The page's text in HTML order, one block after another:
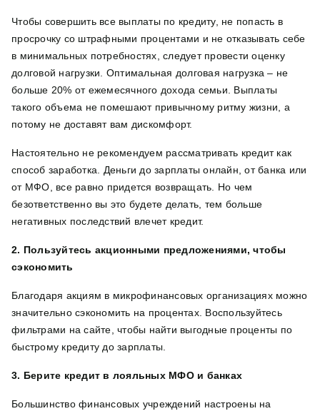
Чтобы совершить все выплаты по кредиту, не попасть в
просрочку со штрафными процентами и не отказывать себе
в минимальных потребностях, следует провести оценку
долговой нагрузки. Оптимальная долговая нагрузка – не
больше 20% от ежемесячного дохода семьи. Выплаты
такого объема не помешают привычному ритму жизни, а
потому не доставят вам дискомфорт.
Настоятельно не рекомендуем рассматривать кредит как
способ заработка. Деньги до зарплаты онлайн, от банка или
от МФО, все равно придется возвращать. Но чем
безответственно вы это будете делать, тем больше
негативных последствий влечет кредит.
2. Пользуйтесь акционными предложениями, чтобы
сэкономить
Благодаря акциям в микрофинансовых организациях можно
значительно сэкономить на процентах. Воспользуйтесь
фильтрами на сайте, чтобы найти выгодные проценты по
быстрому кредиту до зарплаты.
3. Берите кредит в лояльных МФО и банках
Большинство финансовых учреждений настроены на